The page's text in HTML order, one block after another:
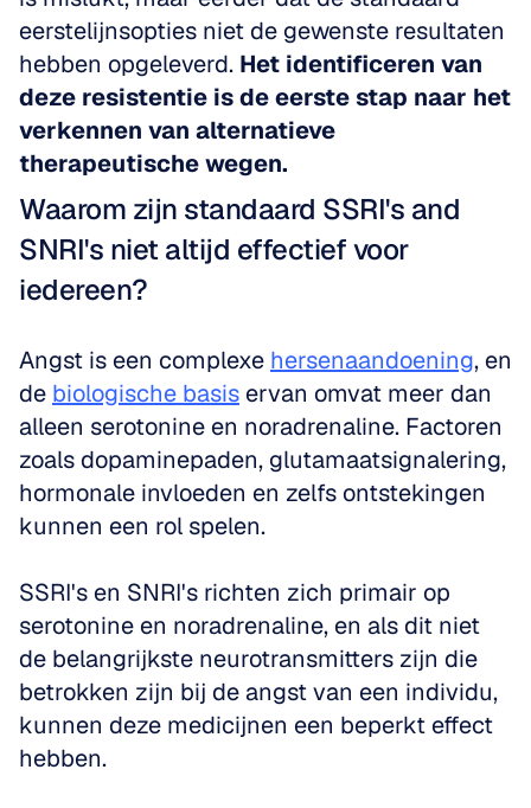
eerstelijnsopties niet de gewenste resultaten
hebben opgeleverd. Het identificeren van
deze resistentie is de eerste stap naar het
verkennen van alternatieve
therapeutische wegen.
Waarom zijn standaard SSRI's and
SNRI's niet altijd effectief voor
iedereen?
Angst is een complexe hersenaandoening, en
de biologische basis ervan omvat meer dan
alleen serotonine en noradrenaline. Factoren
zoals dopaminepaden, glutamaatsignalering,
hormonale invloeden en zelfs ontstekingen
kunnen een rol spelen.
SSRI's en SNRI's richten zich primair op
serotonine en noradrenaline, en als dit niet
de belangrijkste neurotransmitters zijn die
betrokken zijn bij de angst van een individu,
kunnen deze medicijnen een beperkt effect
hebben.